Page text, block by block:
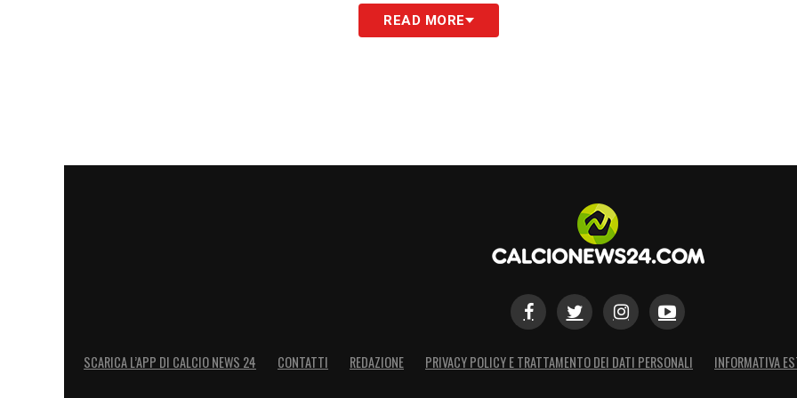
difficile da colmare.
READ MORE
SCARICA L’APP DI CALCIO NEWS 24 CONTATTI REDAZIONE PRIVACY POLICY E TRATTAMENTO DEI DATI PERSONALI INFORMATIVA